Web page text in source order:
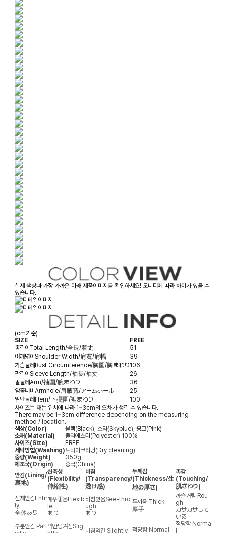
실제 색상과 가장 가까운 아래 제품이미지를 확인하세요! 모니터에 따라 차이가 있을 수
있습니다.
(cm기준)
SIZE
FREE
총길이Total Length/全長/着丈
51
어깨넓이Shoulder Width/肩寬/肩幅
39
가슴둘레Bust Circumference/胸圍/胸まわり106
팔길이Sleeve Length/袖長/袖丈
26
팔둘레Arm/袖圍/腕まわり
36
암홀너비Armhole/肩腋寬/アームホール
25
밑단둘레Hem/下擺圍/裾まわり
100
사이즈는 재는 위치에 따라 1~3cm의 오차가 생길 수 있습니다.
There may be 1~3cm difference depending on the measuring
method / location.
색상(Color)
블랙(Black), 소라(Skyblue), 핑크(Pink)
소재(Material)
폴리에스터(Polyester) 100%
사이즈(Size)
FREE
세탁방법(Washing)드라이크리닝(Dry cleaning)
중량(Weight)
350g
제조국(Origin)
중국(China)
안감(Lining/
裏地)
신축성
(Flexibility/
伸縮性)
비침
(Transparency/
透け感)
두께감
(Thickness/生
地の厚さ)
촉감
(Touching/
肌ざわり)
전체안감Entir
ly
全体あり
매우좋음Flexib
le
あり
비침있음See-thro
ugh
あり
두꺼움 Thick
厚手
까슬거림 Rou
gh
カサカサして
いる
부분안감 Part약간당겨짐Slig
비침약간 Slightly 적당함 Normal
적당함 Norma
l